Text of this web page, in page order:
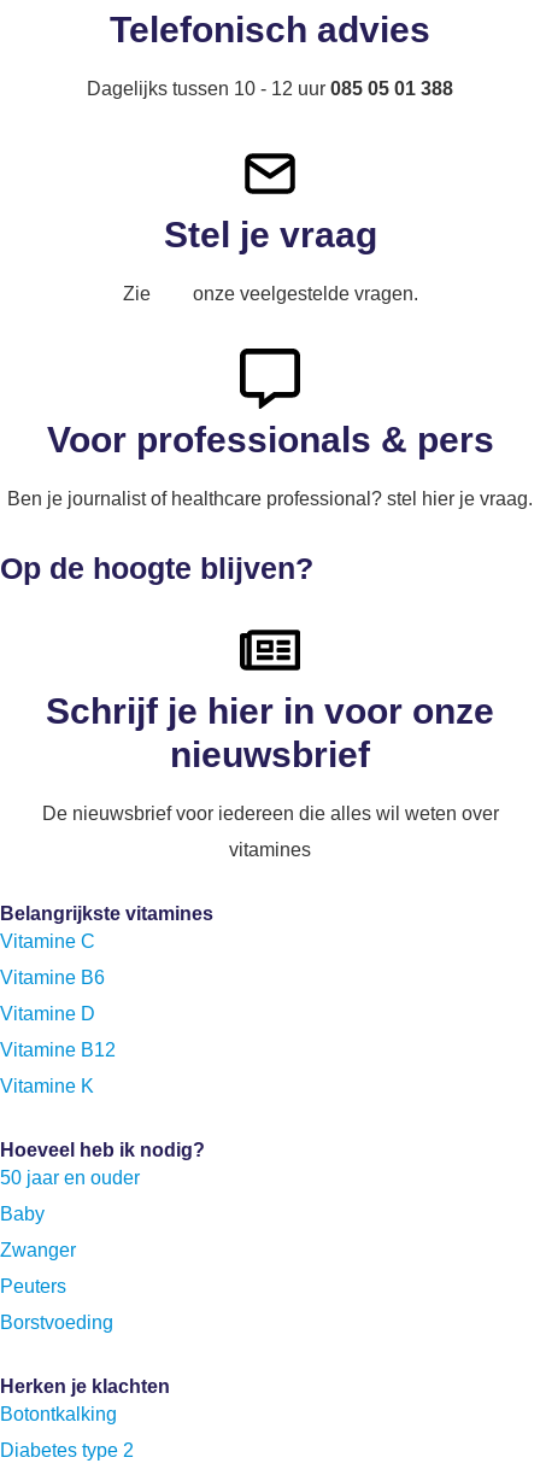
Telefonisch advies
Dagelijks tussen 10 - 12 uur 085 05 01 388
Stel je vraag
Zie onze veelgestelde vragen.
Voor professionals & pers
Ben je journalist of healthcare professional? stel hier je vraag.
Op de hoogte blijven?
Schrijf je hier in voor onze
nieuwsbrief
De nieuwsbrief voor iedereen die alles wil weten over
vitamines
Belangrijkste vitamines
Vitamine C
Vitamine B6
Vitamine D
Vitamine B12
Vitamine K
Hoeveel heb ik nodig?
50 jaar en ouder
Baby
Zwanger
Peuters
Borstvoeding
Herken je klachten
Botontkalking
Diabetes type 2